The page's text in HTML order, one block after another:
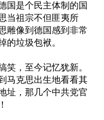
国是个民主体制的国
当祖宗不但匪夷所
雕像到德国感到非常
的垃圾包袱。
笑，至今记忆犹新。
马克思出生地看看其
址，那几个中共党官